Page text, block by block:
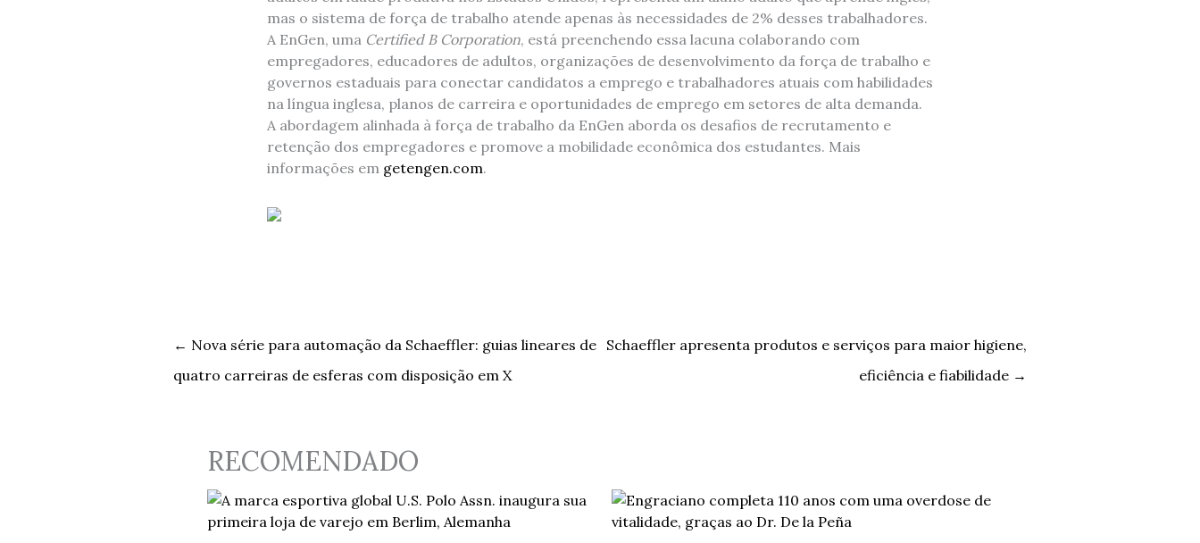
mas o sistema de força de trabalho atende apenas às necessidades de 2% desses trabalhadores.
A EnGen, uma Certified B Corporation, está preenchendo essa lacuna colaborando com
empregadores, educadores de adultos, organizações de desenvolvimento da força de trabalho e
governos estaduais para conectar candidatos a emprego e trabalhadores atuais com habilidades
na língua inglesa, planos de carreira e oportunidades de emprego em setores de alta demanda.
A abordagem alinhada à força de trabalho da EnGen aborda os desafios de recrutamento e
retenção dos empregadores e promove a mobilidade econômica dos estudantes. Mais
informações em getengen.com.
← Nova série para automação da Schaeffler: guias lineares de
quatro carreiras de esferas com disposição em X
Schaeffler apresenta produtos e serviços para maior higiene,
eficiência e fiabilidade →
RECOMENDADO